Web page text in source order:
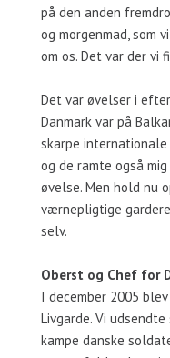
på den anden
og morgenmad, som
om os. Det var der vi
Det var øvelser i
Danmark var på
skarpe
og de ramte også
øvelse. Men hold nu
værnepligtige
selv.
Oberst og Chef for
I december 2005
Livgarde. Vi
kampe danske